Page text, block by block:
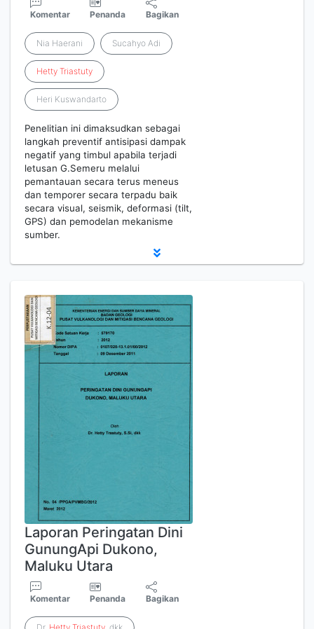
Komentar Penanda Bagikan
Nia Haerani Sucahyo Adi
Hetty Triastuty
Heri Kuswandarto
Penelitian ini dimaksudkan sebagai
langkah preventif antisipasi dampak
negatif yang timbul apabila terjadi
letusan G.Semeru melalui
pemantauan secara terus meneus
dan temporer secara terpadu baik
secara visual, seismik, deformasi (tilt,
GPS) dan pemodelan mekanisme
sumber.
Laporan Peringatan Dini
GunungApi Dukono,
Maluku Utara
Komentar Penanda Bagikan